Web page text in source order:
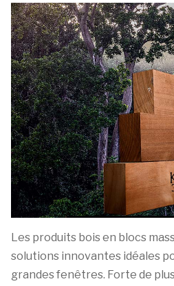
Les produits bois en blocs
solutions innovantes idéales
grandes fenêtres. Forte de